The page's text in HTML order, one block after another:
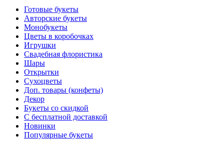
Готовые букеты
Авторские букеты
Монобукеты
Цветы в коробочках
Игрушки
Свадебная флористика
Шары
Открытки
Сухоцветы
Доп. товары (конфеты)
Декор
Букеты со скидкой
С бесплатной доставкой
Новинки
Популярные букеты